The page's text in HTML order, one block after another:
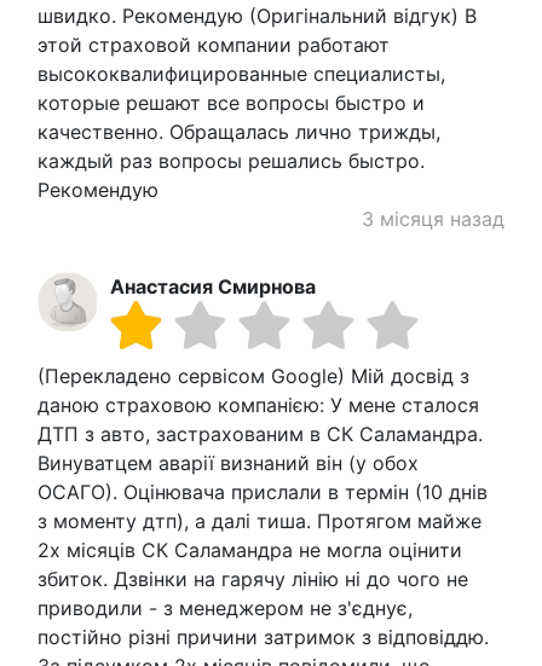
швидко. Рекомендую (Оригінальний відгук) В
этой страховой компании работают
высококвалифицированные специалисты,
которые решают все вопросы быстро и
качественно. Обращалась лично трижды,
каждый раз вопросы решались быстро.
Рекомендую
3 місяця назад
Анастасия Смирнова
(Перекладено сервісом Google) Мій досвід з
даною страховою компанією: У мене сталося
ДТП з авто, застрахованим в СК Саламандра.
Винуватцем аварії визнаний він (у обох
ОСАГО). Оцінювача прислали в термін (10 днів
з моменту дтп), а далі тиша. Протягом майже
2х місяців СК Саламандра не могла оцінити
збиток. Дзвінки на гарячу лінію ні до чого не
приводили - з менеджером не з'єднує,
постійно різні причини затримок з відповіддю.